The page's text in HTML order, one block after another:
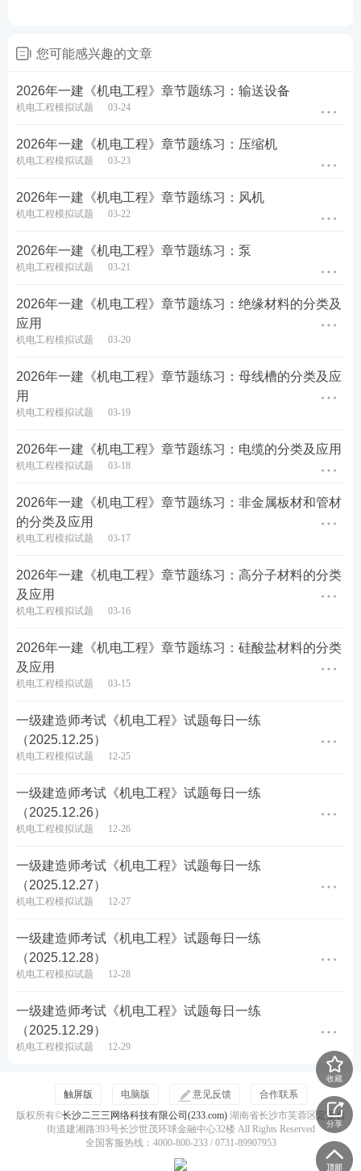
您可能感兴趣的文章
2026年一建《机电工程》章节题练习：输送设备
机电工程模拟试题 03-24
2026年一建《机电工程》章节题练习：压缩机
机电工程模拟试题 03-23
2026年一建《机电工程》章节题练习：风机
机电工程模拟试题 03-22
2026年一建《机电工程》章节题练习：泵
机电工程模拟试题 03-21
2026年一建《机电工程》章节题练习：绝缘材料的分类及
应用
机电工程模拟试题 03-20
2026年一建《机电工程》章节题练习：母线槽的分类及应
用
机电工程模拟试题 03-19
2026年一建《机电工程》章节题练习：电缆的分类及应用
机电工程模拟试题 03-18
2026年一建《机电工程》章节题练习：非金属板材和管材
的分类及应用
机电工程模拟试题 03-17
2026年一建《机电工程》章节题练习：高分子材料的分类
及应用
机电工程模拟试题 03-16
2026年一建《机电工程》章节题练习：硅酸盐材料的分类
及应用
机电工程模拟试题 03-15
一级建造师考试《机电工程》试题每日一练
（2025.12.25）
机电工程模拟试题 12-25
一级建造师考试《机电工程》试题每日一练
（2025.12.26）
机电工程模拟试题 12-26
一级建造师考试《机电工程》试题每日一练
（2025.12.27）
机电工程模拟试题 12-27
一级建造师考试《机电工程》试题每日一练
（2025.12.28）
机电工程模拟试题 12-28
一级建造师考试《机电工程》试题每日一练
（2025.12.29）
机电工程模拟试题 12-29
收藏
分享
触屏版 电脑版 意见反馈
合作联系
版权所有©长沙二三三网络科技有限公司(233.com)湖南省长沙市芙蓉区定王台
街道建湘路393号长沙世茂环球金融中心32楼 All Rights Reserved
全国客服热线：4000-800-233 / 0731-89907953